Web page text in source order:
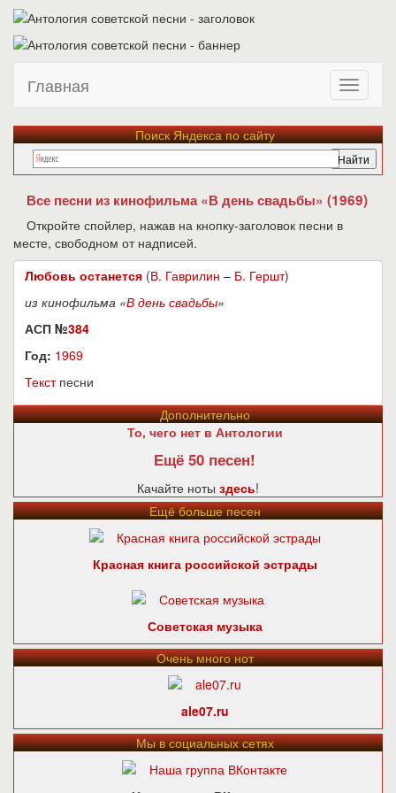
Главная
Поиск Яндекса по сайту
Все песни из кинофильма «В день свадьбы» (1969)
Откройте спойлер, нажав на кнопку-заголовок песни в
месте, свободном от надписей.
Любовь останется (В. Гаврилин – Б. Гершт)
из кинофильма «В день свадьбы»
АСП №384
Год: 1969
Текстпесни
Дополнительно
То, чего нет в Антологии
Ещё 50 песен!
Качайте ноты здесь!
Ещё больше песен
Красная книга российской эстрады
Советская музыка
Очень много нот
ale07.ru
Мы в социальных сетях